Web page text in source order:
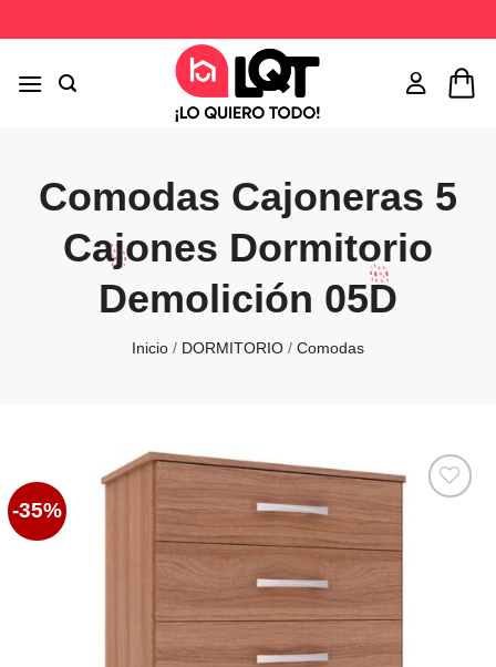
al
Comodas Cajoneras 5
Cajones Dormitorio
Demolición 05D
Inicio / DORMITORIO / Comodas
-35%